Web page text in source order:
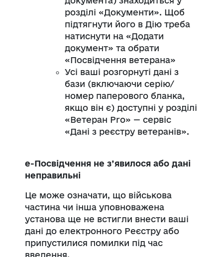
розділі «Документи». Щоб
підтягнути його в Дію треба
натиснути на «Додати
документ» та обрати
«Посвідчення ветерана»
Усі ваші розгорнуті дані з
бази (включаючи серію/
номер паперового бланка,
якщо він є) доступні у розділі
«Ветеран Pro» — сервіс
«Дані з реєстру ветеранів».
е-Посвідчення не з’явилося або дані
неправильні
Це може означати, що військова
частина чи інша уповноважена
установа ще не встигли внести ваші
дані до електронного Реєстру або
припустилися помилки під час
введення.